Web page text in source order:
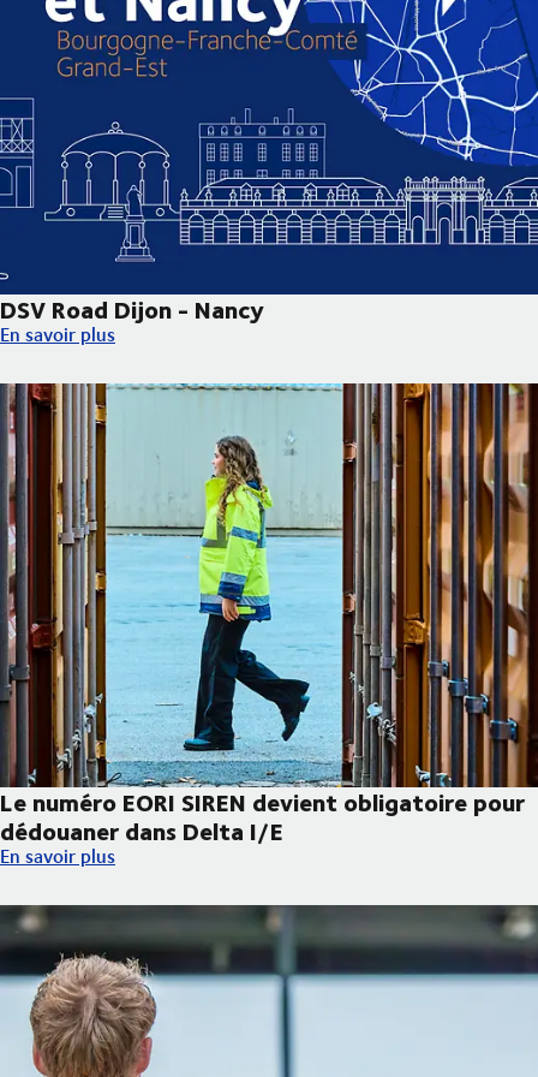
DSV Road Dijon - Nancy
DSV Road Dijon - Nancy
En savoir plus
Le numéro EORI SIREN devient obligatoire pour
dédouaner dans Delta I/E
Le numéro EORI SIREN devient obligatoire pour dédouaner
En savoir plus